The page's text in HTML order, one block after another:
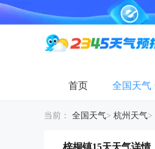
首页 全国天气
当前： 全国天气> 杭州天气>